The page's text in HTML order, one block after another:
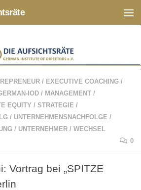
/ EXECUTIVE COACHING /
IOD / MANAGEMENT /
EQUITY / STRATEGIE /
/ UNTERNEHMENSNACHFOLGE /
/ UNTERNEHMER / WECHSEL
0
Vortrag bei „SPITZE